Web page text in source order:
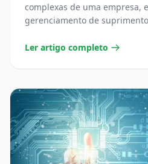
complexas de uma empresa,
gerenciamento de
Ler artigo completo